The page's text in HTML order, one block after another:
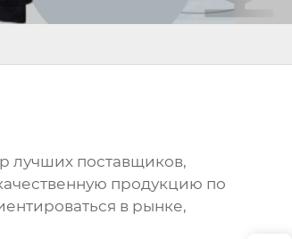
лучших поставщиков,
продукцию по
в рынке,